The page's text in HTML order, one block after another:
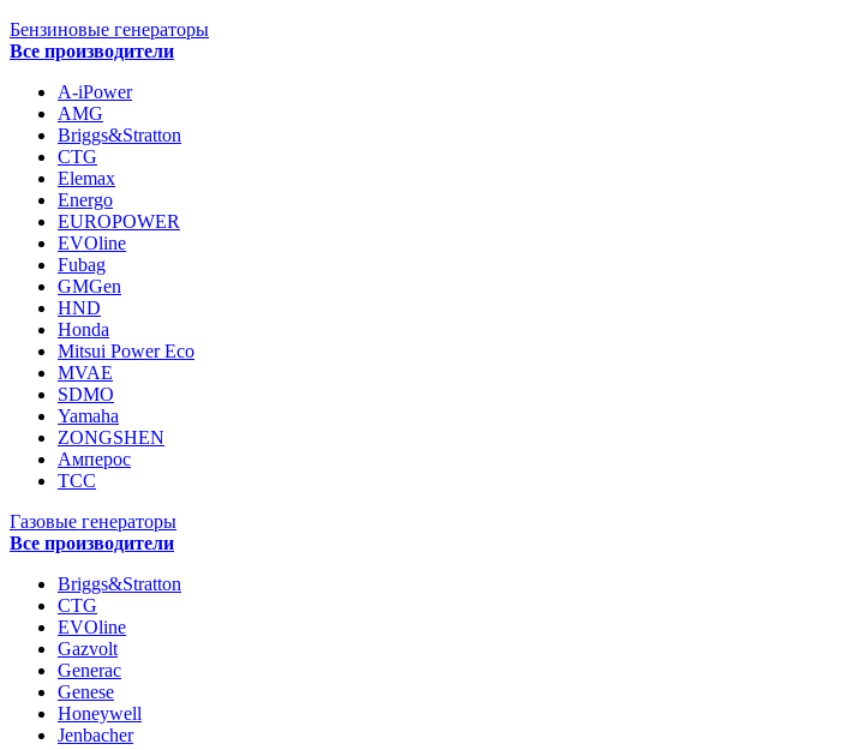
Бензиновые генераторы
Все производители
A-iPower
AMG
Briggs&Stratton
CTG
Elemax
Energo
EUROPOWER
EVOline
Fubag
GMGen
HND
Honda
Mitsui Power Eco
MVAE
SDMO
Yamaha
ZONGSHEN
Амперос
ТСС
Газовые генераторы
Все производители
Briggs&Stratton
CTG
EVOline
Gazvolt
Generac
Genese
Honeywell
Jenbacher